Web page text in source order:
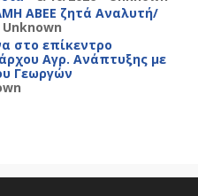
ΑΒΕΕ ζητά Αναλυτή/
στο επίκεντρο
Αγρ. Ανάπτυξης με
Γεωργών